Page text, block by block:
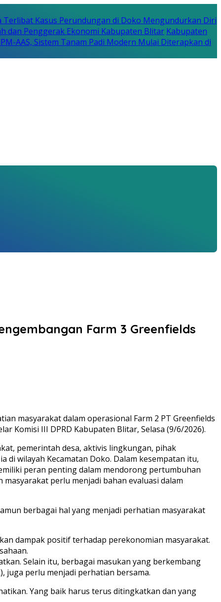
Terlibat Kasus Perundungan di Doko Mengundurkan Diri
dan Penggerak Ekonomi Kabupaten Blitar Kabupaten
AAS, Sistem Tanam Padi Modern Mulai Diterapkan di
Farm 3 Greenfields
masyarakat dalam operasional Farm 2 PT Greenfields
Komisi III DPRD Kabupaten Blitar, Selasa (9/6/2026).
pemerintah desa, aktivis lingkungan, pihak
di wilayah Kecamatan Doko. Dalam kesempatan itu,
peran penting dalam mendorong pertumbuhan
perlu menjadi bahan evaluasi dalam
berbagai hal yang menjadi perhatian masyarakat
dampak positif terhadap perekonomian masyarakat.
Selain itu, berbagai masukan yang berkembang
juga perlu menjadi perhatian bersama.
Yang baik harus terus ditingkatkan dan yang